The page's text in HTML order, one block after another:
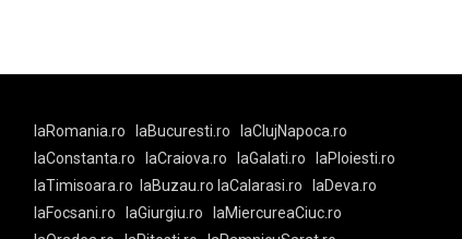
laRomania.ro laBucuresti.ro
laClujNapoca.ro
laConstanta.ro
laCraiova.ro laGalati.ro
laPloiesti.ro
laTimisoara.ro
laBuzau.ro laCalarasi.ro
laDeva.ro
laFocsani.ro
laGiurgiu.ro
laMiercureaCiuc.ro